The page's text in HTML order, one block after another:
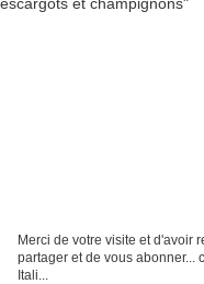
Merci de votre visite et d'avoir
partager et de vous abonner...
Itali...